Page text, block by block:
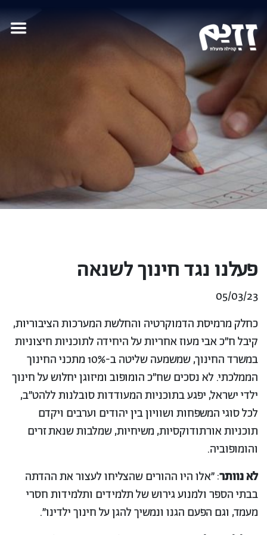
פעלנו נגד חינוך לשנאה
05/03/23
כחלק מרמיסת הדמוקרטיה והחלשת המערכות הציבוריות,
קיבל ח״כ אבי מעוז אחריות על היחידה לתוכניות חיצוניות
במשרד החינוך, שמשמעה שליטה ב-10% מתכני החינוך
הממלכתי. לא נסכים שח״כ הומופוב ומיזוגן יחלוש על חינוך
ילדי ישראל, יפגע בתוכניות המעודדות סובלנות ללהט״ב,
לכל סוגי המשפחות ושוויון בין יהודים וערבים ויקדם
תוכניות אורתודוקסיות, משיחיות, שמלבות שנאת זרים
והומופוביה.
לא נוותר: ״אלו היו ההורים שהצליחו לעצור את ההדתה
בבתי הספר ולמנוע גירוש של תלמידים ותלמידות חסרי
מעמד, וגם הפעם הגנו ונמשיך להגן על חינוך ילדינו״.